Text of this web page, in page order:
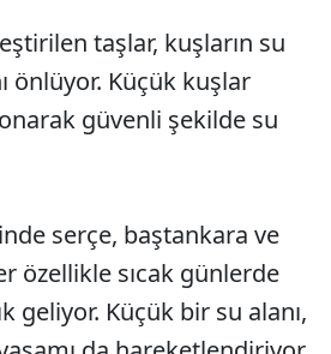
taşlar, kuşların su
önlüyor. Küçük kuşlar
güvenli şekilde su
serçe, baştankara ve
özellikle sıcak günlerde
geliyor. Küçük bir su alanı,